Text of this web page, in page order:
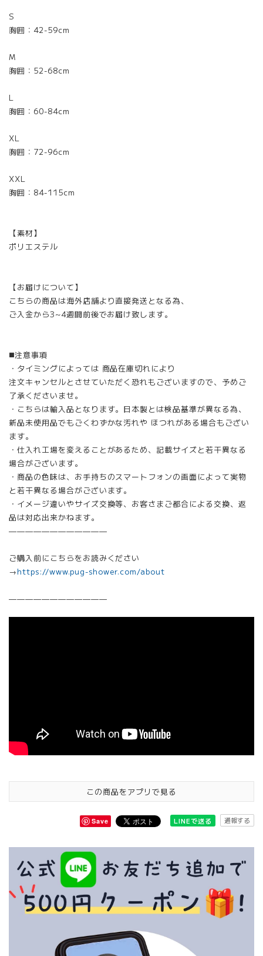
S
胸囲：42-59cm
M
胸囲：52-68cm
L
胸囲：60-84cm
XL
胸囲：72-96cm
XXL
胸囲：84-115cm
【素材】
ポリエステル
【お届けについて】
こちらの商品は海外店舗より直接発送となる為、
ご入金から3~4週間前後でお届け致します。
◼️注意事項
・タイミングによっては 商品在庫切れにより
注文キャンセルとさせていただく恐れもございますので、予めご
了承くださいませ。
・こちらは輸入品となります。日本製とは検品基準が異なる為、
新品未使用品でもごくわずかな汚れや ほつれがある場合もござい
ます。
・仕入れ工場を変えることがあるため、記載サイズと若干異なる
場合がございます。
・商品の色味は、お手持ちのスマートフォンの画面によって実物
と若干異なる場合がございます。
・イメージ違いやサイズ交換等、お客さまご都合による交換、返
品は対応出来かねます。
————————————
ご購入前にこちらをお読みください
→https://www.pug-shower.com/about
————————————
この商品をアプリで見る
Save LINEで送る 通報する